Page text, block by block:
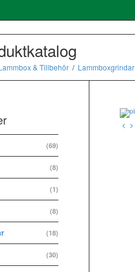
& Tillbehör Lammboxgrindar
(69)
(8)
(1)
(8)
(18)
(30)